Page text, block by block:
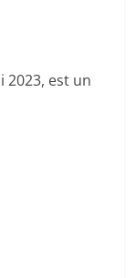
2023, est un